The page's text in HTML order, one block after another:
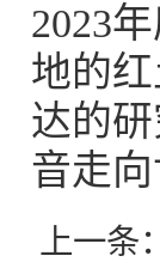
2023
地的
达的
音走
上一条